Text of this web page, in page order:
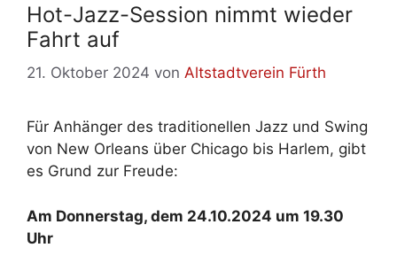
Hot-Jazz-Ses­si­on nimmt wie­der
Fahrt auf
21. Oktober 2024 von Altstadtverein Fürth
Für An­hän­ger des tra­di­tio­nel­len Jazz und Swing
von New Or­leans über Chi­ca­go bis Har­lem, gibt
es Grund zur Freu­de:
Am Don­ners­tag, dem 24.10.2024 um 19.30
Uhr